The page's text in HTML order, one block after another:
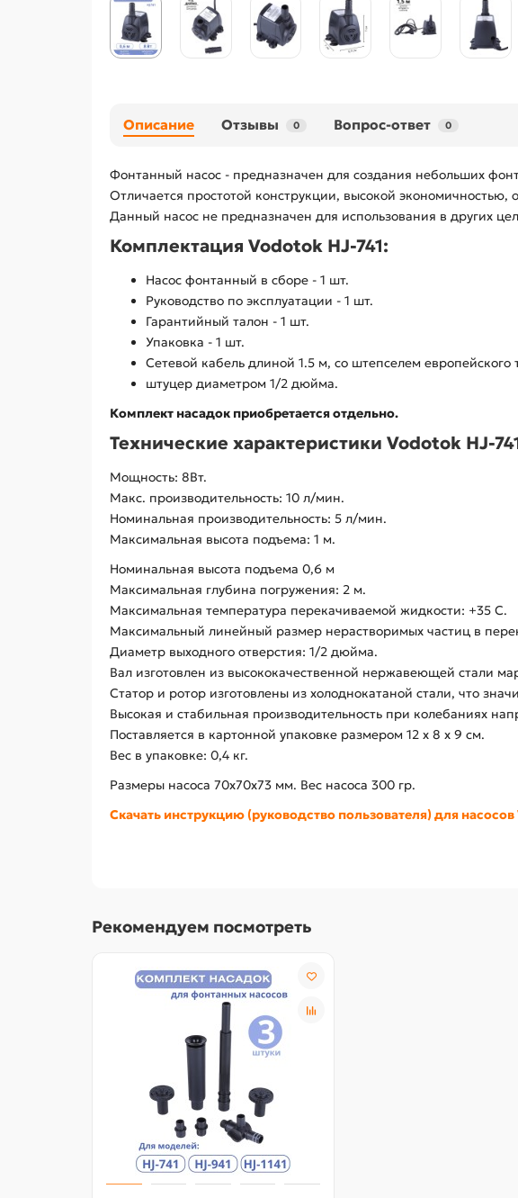
Описание Отзывы 0 Вопрос-ответ 0
Фонтанный насос - предназначен для создания небольших
Отличается простотой конструкции, высокой
Данный насос не предназначен для использования в других
Комплектация Vodotok HJ-741:
Насос фонтанный в сборе - 1 шт.
Руководство по эксплуатации - 1 шт.
Гарантийный талон - 1 шт.
Упаковка - 1 шт.
Сетевой кабель длиной 1.5 м, со штепселем европейского
штуцер диаметром 1/2 дюйма.
Комплект насадок приобретается отдельно.
Технические характеристики Vodotok HJ-
Мощность: 8Вт.
Макс. производительность: 10 л/мин.
Номинальная производительность: 5 л/мин.
Максимальная высота подъема: 1 м.
Номинальная высота подъема 0,6 м
Максимальная глубина погружения: 2 м.
Максимальная температура перекачиваемой жидкости: +35 С.
Максимальный линейный размер нерастворимых частиц в
Диаметр выходного отверстия: 1/2 дюйма.
Вал изготовлен из высококачественной нержавеющей стали
Статор и ротор изготовлены из холоднокатаной стали, что
Высокая и стабильная производительность при колебаниях
Поставляется в картонной упаковке размером 12 х 8 х 9 см.
Вес в упаковке: 0,4 кг.
Размеры насоса 70x70x73 мм. Вес насоса 300 гр.
Скачать инструкцию (руководство пользователя) для насосов
Рекомендуем посмотреть